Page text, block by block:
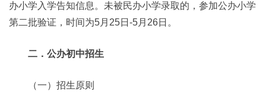
办小学入学告知信息。未被民办小学录取的，参加公办小学
第二批验证，时间为5月25日-5月26日。
二 ． 公办初中招生
（一）招生原则